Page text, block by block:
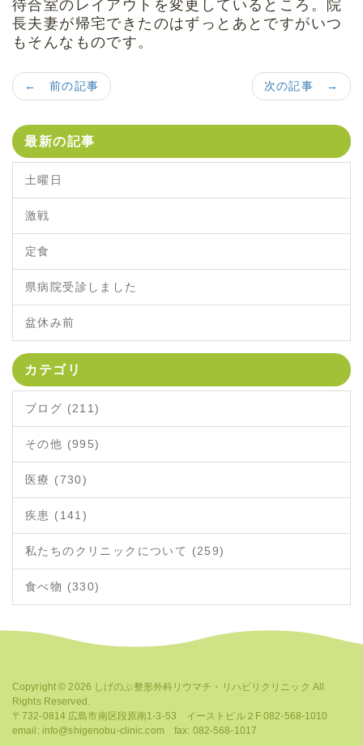
待合室のレイアウトを変更しているところ。院
長夫妻が帰宅できたのはずっとあとですがいつ
もそんなものです。
次の記事 →
← 前の記事
最新の記事
土曜日
激戦
定食
県病院受診しました
盆休み前
カテゴリ
ブログ (211)
その他 (995)
医療 (730)
疾患 (141)
私たちのクリニックについて (259)
食べ物 (330)
Copyright © 2026 しげのぶ整形外科リウマチ・リハビリクリニック All
Rights Reserved.
〒732-0814 広島市南区段原南1-3-53 イーストビル２F 082-568-1010
email: info@shigenobu-clinic.com fax: 082-568-1017